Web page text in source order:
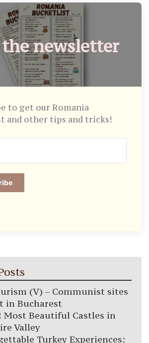
the newsletter
to get our Romania
and other tips and tricks!
(V) – Communist sites
in Bucharest
Most Beautiful Castles in
Valley
Turkey Experiences: